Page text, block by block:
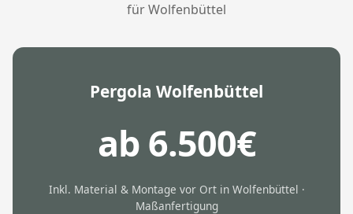
für Wolfenbüttel
Pergola Wolfenbüttel
ab 6.500€
Inkl. Material & Montage vor Ort in Wolfenbüttel ·
Maßanfertigung